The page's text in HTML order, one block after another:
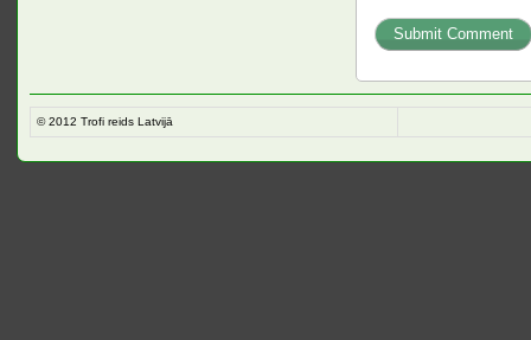
© 2012 Trofi reids Latvijā